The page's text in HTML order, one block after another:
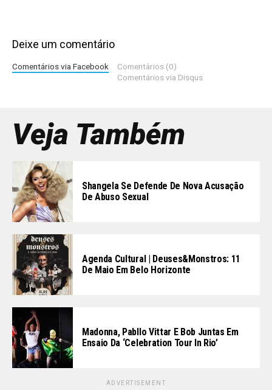
Deixe um comentário
Comentários via Facebook
Comentários (0)
Comentários via Disqus
Veja Também
Shangela Se Defende De Nova Acusação
De Abuso Sexual
Agenda Cultural | Deuses&Monstros: 11
De Maio Em Belo Horizonte
Madonna, Pabllo Vittar E Bob Juntas Em
Ensaio Da ‘Celebration Tour In Rio’
ADVERTISEMENT